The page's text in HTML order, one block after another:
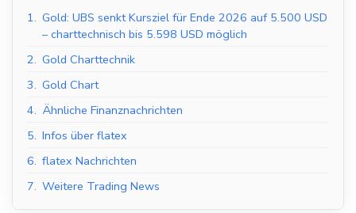
1. Gold: UBS senkt Kursziel für Ende 2026 auf 5.500 USD
– charttechnisch bis 5.598 USD möglich
2. Gold Charttechnik
3. Gold Chart
4. Ähnliche Finanznachrichten
5. Infos über flatex
6. flatex Nachrichten
7. Weitere Trading News